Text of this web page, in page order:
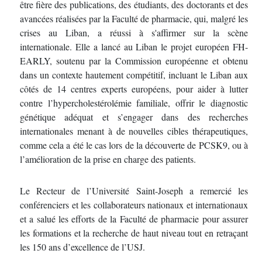
être fière des publications, des étudiants, des doctorants et des
avancées réalisées par la Faculté de pharmacie, qui, malgré les
crises au Liban, a réussi à s'affirmer sur la scène
internationale. Elle a lancé au Liban le projet européen FH-
EARLY, soutenu par la Commission européenne et obtenu
dans un contexte hautement compétitif, incluant le Liban aux
côtés de 14 centres experts européens, pour aider à lutter
contre l’hypercholestérolémie familiale, offrir le diagnostic
génétique adéquat et s’engager dans des recherches
internationales menant à de nouvelles cibles thérapeutiques,
comme cela a été le cas lors de la découverte de PCSK9, ou à
l’amélioration de la prise en charge des patients.
Le Recteur de l’Université Saint-Joseph a remercié les
conférenciers et les collaborateurs nationaux et internationaux
et a salué les efforts de la Faculté de pharmacie pour assurer
les formations et la recherche de haut niveau tout en retraçant
les 150 ans d’excellence de l’USJ.